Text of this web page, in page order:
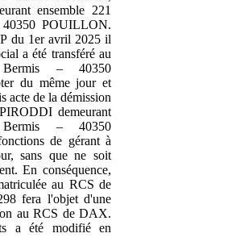
ensemble 221
POUILLON.
du 1er avril 2025 il
a été transféré au
– 40350
du même jour et
acte de la démission
demeurant
– 40350
de gérant à
sans que ne soit
En conséquence,
au RCS de
fera l'objet d'une
au RCS de DAX.
a été modifié en